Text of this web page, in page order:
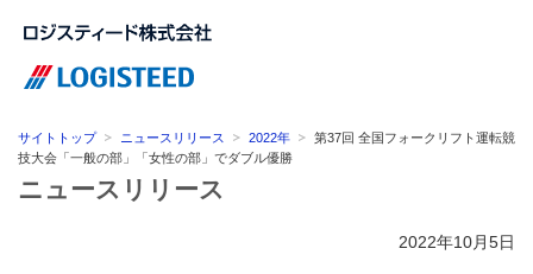
サイトトップ ニュースリリース 2022年
第37回 全国フォークリフト運転競
技大会「一般の部」「女性の部」でダブル優勝
ニュースリリース
2022年10月5日